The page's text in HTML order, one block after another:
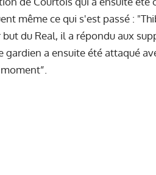
même ce qui s'est passé :
du Real, il a répondu aux
gardien a ensuite été attaqué